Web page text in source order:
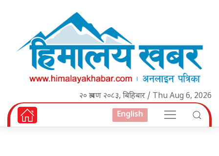
२० श्रावण २०८३, बिहिबार / Thu Aug 6, 2026
English